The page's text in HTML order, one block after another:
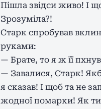
Пішла звідси живо! І
Зрозуміла?!
Старк спробував
руками:
— Брате, то я ж її
— Завалися, Старк!
я сказав! І щоб та не
жодної помарки! Як ти